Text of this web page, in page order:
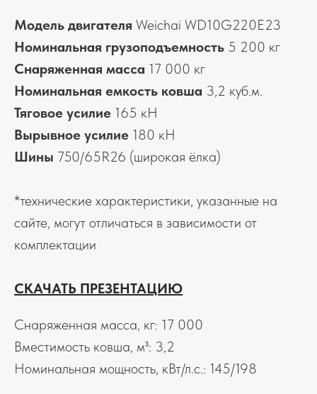
Модель двигателя Weichai WD10G220E23
Номинальная грузоподъемность 5 200 кг
Снаряженная масса 17 000 кг
Номинальная емкость ковша 3,2 куб.м.
Тяговое усилие 165 кН
Вырывное усилие 180 кН
Шины 750/65R26 (широкая ёлка)
*технические характеристики, указанные на
сайте, могут отличаться в зависимости от
комплектации
СКАЧАТЬ ПРЕЗЕНТАЦИЮ
Снаряженная масса, кг: 17 000
Вместимость ковша, м³: 3,2
Номинальная мощность, кВт/л.с.: 145/198